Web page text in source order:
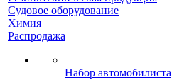
Судовое оборудование
Химия
Распродажа
Набор автомобилиста